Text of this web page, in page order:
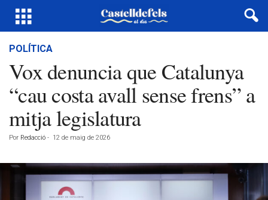
POLÍTICA
Vox denuncia que Catalunya
“cau costa avall sense frens” a
mitja legislatura
Por Redacció - 12 de maig de 2026